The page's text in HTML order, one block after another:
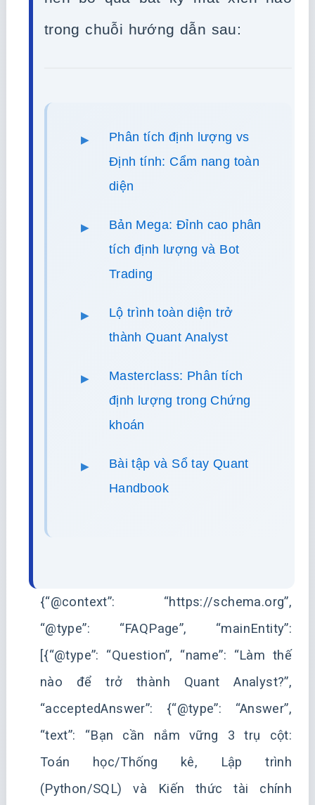
trong chuỗi hướng dẫn sau:
Phân tích định lượng vs
Định tính: Cẩm nang toàn
diện
Bản Mega: Đỉnh cao phân
tích định lượng và Bot
Trading
Lộ trình toàn diện trở
thành Quant Analyst
Masterclass: Phân tích
định lượng trong Chứng
khoán
Bài tập và Sổ tay Quant
Handbook
{“@context”: “https://schema.org”,
“@type”: “FAQPage”, “mainEntity”:
[{“@type”: “Question”, “name”: “Làm thế
nào để trở thành Quant Analyst?”,
“acceptedAnswer”: {“@type”: “Answer”,
“text”: “Bạn cần nắm vững 3 trụ cột:
Toán học/Thống kê, Lập trình
(Python/SQL) và Kiến thức tài chính